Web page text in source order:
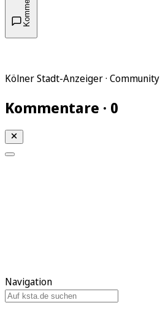
Kölner Stadt-Anzeiger · Community
Kommentare · 0
Navigation